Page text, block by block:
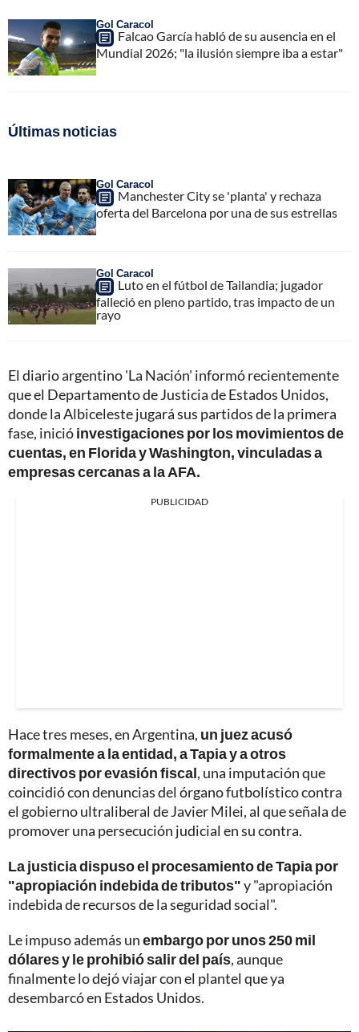
Gol Caracol
Falcao García habló de su ausencia en el
Mundial 2026; "la ilusión siempre iba a estar"
Últimas noticias
Gol Caracol
Manchester City se 'planta' y rechaza
oferta del Barcelona por una de sus estrellas
Gol Caracol
Luto en el fútbol de Tailandia; jugador
falleció en pleno partido, tras impacto de un
rayo
El diario argentino 'La Nación' informó recientemente
que el Departamento de Justicia de Estados Unidos,
donde la Albiceleste jugará sus partidos de la primera
fase, inicióinvestigaciones por los movimientos de
cuentas, en Florida y Washington, vinculadas a
empresas cercanas a la AFA.
PUBLICIDAD
Hace tres meses, en Argentina, un juez acusó
formalmente a la entidad, a Tapia y a otros
directivos por evasión fiscal, una imputación que
coincidió con denuncias del órgano futbolístico contra
el gobierno ultraliberal de Javier Milei, al que señala de
promover una persecución judicial en su contra.
La justicia dispuso el procesamiento de Tapia por
"apropiación indebida de tributos"y "apropiación
indebida de recursos de la seguridad social".
Le impuso además unembargo por unos 250 mil
dólares y le prohibió salir del país, aunque
finalmente lo dejó viajar con el plantel que ya
desembarcó en Estados Unidos.